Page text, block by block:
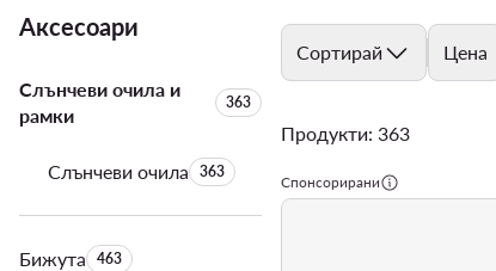
Аксесоари
Слънчеви очила и
рамки
Брой на продуктите:
363
Слънчеви очилаБрой на продуктите:
363
БижутаБрой на продуктите:
463
Сортирай Цена
Продукти: 363
Спонсорирани